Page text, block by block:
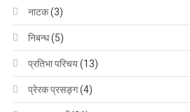
नाटक(3)
निबन्ध(5)
प्रतिभा परिचय(13)
प्रेरक प्रसङ्ग(4)